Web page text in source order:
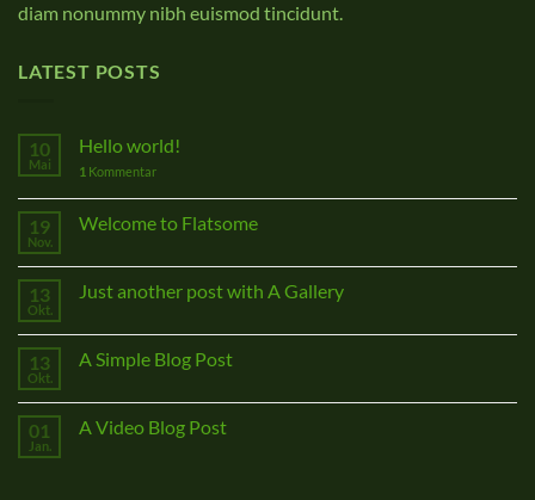
diam nonummy nibh euismod tincidunt.
LATEST POSTS
10
Mai
Hello world!
1 Kommentar
19
Nov.
Welcome to Flatsome
13
Okt.
Just another post with A Gallery
13
Okt.
A Simple Blog Post
01
Jan.
A Video Blog Post